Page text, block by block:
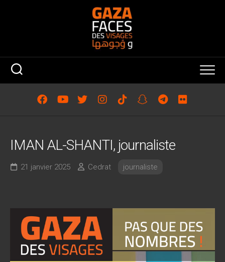
IMAN AL-SHANTI, journaliste
21 janvier 2025 Cedrat journaliste